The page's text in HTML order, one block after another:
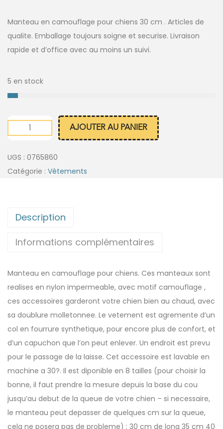
Manteau en camouflage pour chiens 30 cm . Articles de
qualite. Emballage toujours soigne et securise. Livraison
rapide et d’office avec au moins un suivi.
5 en stock
AJOUTER AU PANIER
UGS : 0765860
Catégorie : Vêtements
Description
Informations complémentaires
Manteau en camouflage pour chiens. Ces manteaux sont
realises en nylon impermeable, avec motif camouflage ,
ces accessoires garderont votre chien bien au chaud, avec
sa doublure molletonnee. Le vetement est agremente d’un
col en fourrure synthetique, pour encore plus de confort, et
d’un capuchon que l’on peut enlever. Un endroit est prevu
pour le passage de la laisse. Cet accessoire est lavable en
machine a 30?. Il est diponible en 8 tailles (pour choisir la
bonne, il faut prendre la mesure depuis la base du cou
jusqu’au debut de la queue de votre chien – si necessaire,
le manteau peut depasser de quelques cm sur la queue,
cela ne posera pas de probleme) : 30 cm de long 35 cm 40